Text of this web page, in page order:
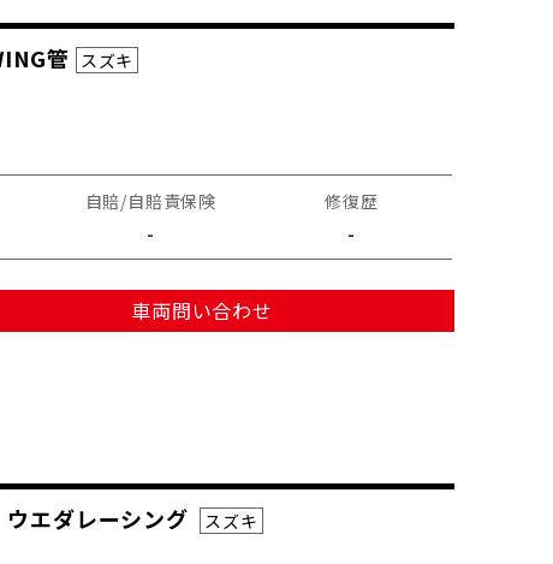
管 スズキ
自賠/自賠責保険
-
修復歴
-
車両問い合わせ
エダレーシング スズキ